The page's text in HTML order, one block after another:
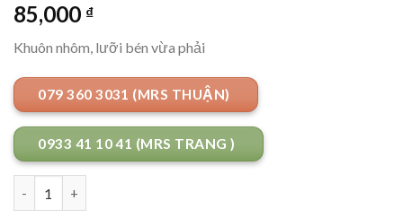
85,000 ₫
Khuôn nhôm, lưỡi bén vừa phải
079 360 3031 (MRS THUẬN)
0933 41 10 41 (MRS TRANG )